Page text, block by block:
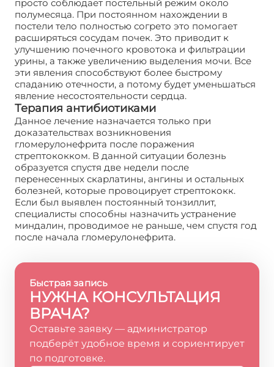
просто соблюдает постельный режим около
полумесяца. При постоянном нахождении в
постели тело полностью согрето это помогает
расширяться сосудам почек. Это приводит к
улучшению почечного кровотока и фильтрации
урины, а также увеличению выделения мочи. Все
эти явления способствуют более быстрому
спаданию отечности, а потому будет уменьшаться
явление несостоятельности сердца.
Терапия антибиотиками
Данное лечение назначается только при
доказательствах возникновения
гломерулонефрита после поражения
стрептококком. В данной ситуации болезнь
образуется спустя две недели после
перенесенных скарлатины, ангины и остальных
болезней, которые провоцирует стрептококк.
Если был выявлен постоянный тонзиллит,
специалисты способны назначить устранение
миндалин, проводимое не раньше, чем спустя год
после начала гломерулонефрита.
Быстрая запись
НУЖНА КОНСУЛЬТАЦИЯ
ВРАЧА?
Оставьте заявку — администратор
подберёт удобное время и сориентирует
по подготовке.